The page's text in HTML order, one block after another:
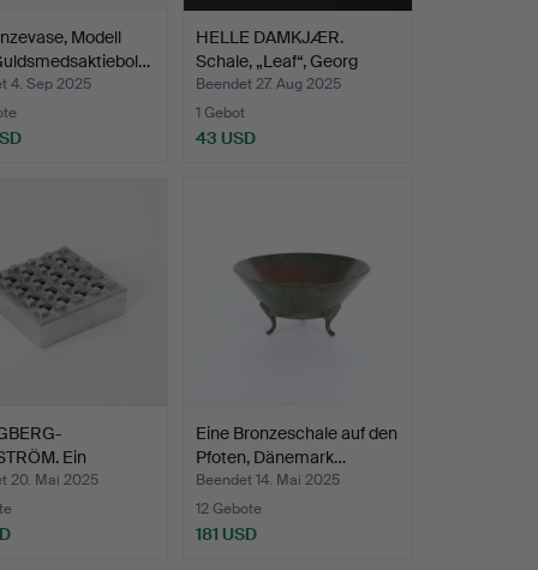
Modell
4. Sep 2025
HELLE DAMKJÆR.
Schale, „Leaf“, Georg
Jense…
Beendet 27. Aug 2025
1 Gebot
43 USD
Ein
„Ul…
20. Mai 2025
Eine Bronzeschale auf den
Pfoten, Dänemark…
Beendet 14. Mai 2025
12 Gebote
181 USD